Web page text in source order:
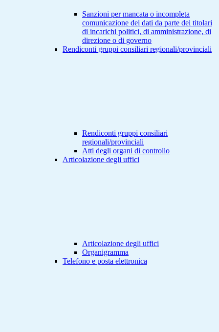
Sanzioni per mancata o incompleta
comunicazione dei dati da parte dei titolari
di incarichi politici, di amministrazione, di
direzione o di governo
Rendiconti gruppi consiliari regionali/provinciali
Rendiconti gruppi consiliari
regionali/provinciali
Atti degli organi di controllo
Articolazione degli uffici
Articolazione degli uffici
Organigramma
Telefono e posta elettronica